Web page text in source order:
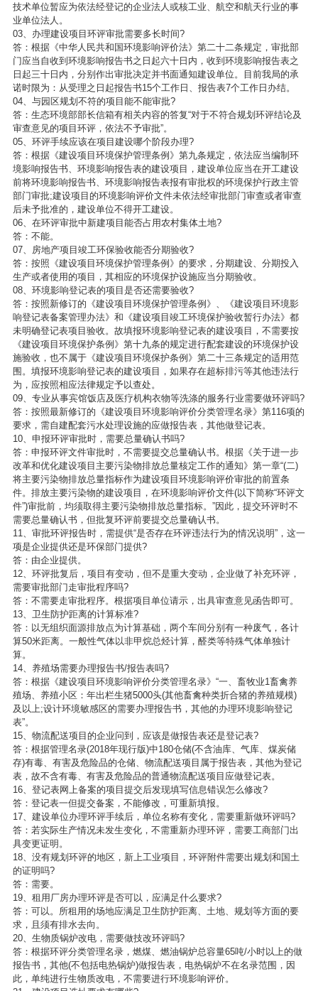
技术单位暂应为依法经登记的企业法人或核工业、航空和航天行业的事
业单位法人。
03、办理建设项目环评审批需要多长时间?
答：根据《中华人民共和国环境影响评价法》第二十二条规定，审批部
门应当自收到环境影响报告书之日起六十日内，收到环境影响报告表之
日起三十日内，分别作出审批决定并书面通知建设单位。目前我局的承
诺时限为：从受理之日起报告书15个工作日、报告表7个工作日办结。
04、与园区规划不符的项目能不能审批?
答：生态环境部部长信箱有相关内容的答复“对于不符合规划环评结论及
审查意见的项目环评，依法不予审批”。
05、环评手续应该在项目建设哪个阶段办理?
答：根据《建设项目环境保护管理条例》第九条规定，依法应当编制环
境影响报告书、环境影响报告表的建设项目，建设单位应当在开工建设
前将环境影响报告书、环境影响报告表报有审批权的环境保护行政主管
部门审批;建设项目的环境影响评价文件未依法经审批部门审查或者审查
后未予批准的，建设单位不得开工建设。
06、在环评审批中新建项目能否占用农村集体土地?
答：不能。
07、房地产项目竣工环保验收能否分期验收?
答：按照《建设项目环境保护管理条例》的要求，分期建设、分期投入
生产或者使用的项目，其相应的环境保护设施应当分期验收。
08、环境影响登记表的项目是否还需要验收?
答：按照新修订的《建设项目环境保护管理条例》、《建设项目环境影
响登记表备案管理办法》和《建设项目竣工环境保护验收暂行办法》都
未明确登记表项目验收。故填报环境影响登记表的建设项目，不需要按
《建设项目环境保护条例》第十九条的规定进行配套建设的环境保护设
施验收，也不属于《建设项目环境保护条例》第二十三条规定的适用范
围。填报环境影响登记表的建设项目，如果存在超标排污等其他违法行
为，应按照相应法律规定予以查处。
09、专业从事宾馆饭店及医疗机构衣物等洗涤的服务行业需要做环评吗?
答：按照最新修订的《建设项目环境影响评价分类管理名录》第116项的
要求，需自建配套污水处理设施的应做报告表，其他做登记表。
10、申报环评审批时，需要总量确认书吗?
答：申报环评文件审批时，不需要提交总量确认书。根据《关于进一步
改革和优化建设项目主要污染物排放总量核定工作的通知》第一章“(二)
将主要污染物排放总量指标作为建设项目环境影响评价审批的前置条
件。排放主要污染物的建设项目，在环境影响评价文件(以下简称“环评文
件”)审批前，均须取得主要污染物排放总量指标。”因此，提交环评时不
需要总量确认书，但批复环评前要提交总量确认书。
11、审批环评报告时，需提供“是否存在环评违法行为的情况说明”，这一
项是企业提供还是环保部门提供?
答：由企业提供。
12、环评批复后，项目有变动，但不是重大变动，企业做了补充环评，
需要审批部门走审批程序吗?
答：不需要走审批程序。根据项目单位请示，出具审查意见函告即可。
13、卫生防护距离的计算标准?
答：以无组织面源排放点为计算基础，两个车间分别有一种废气，各计
算50米距离。一般性气体以非甲烷总烃计算，醛类等特殊气体单独计
算。
14、养殖场需要办理报告书/报告表吗?
答：根据《建设项目环境影响评价分类管理名录》“一、畜牧业1畜禽养
殖场、养殖小区：年出栏生猪5000头(其他畜禽种类折合猪的养殖规模)
及以上;设计环境敏感区的需要办理报告书，其他的办理环境影响登记
表”。
15、物流配送项目的企业问到，应该是做报告表还是登记表?
答：根据管理名录(2018年现行版)中180仓储(不含油库、气库、煤炭储
存)有毒、有害及危险品的仓储、物流配送项目属于报告表，其他为登记
表，故不含有毒、有害及危险品的普通物流配送项目应做登记表。
16、登记表网上备案的项目提交后发现填写信息错误怎么修改?
答：登记表一但提交备案，不能修改，可重新填报。
17、建设单位办理环评手续后，单位名称有变化，需要重新做环评吗?
答：若实际生产情况未发生变化，不需重新办理环评，需要工商部门出
具变更证明。
18、没有规划环评的地区，新上工业项目，环评附件需要出规划和国土
的证明吗?
答：需要。
19、租用厂房办理环评是否可以，应满足什么要求?
答：可以。所租用的场地应满足卫生防护距离、土地、规划等方面的要
求，且须有排水去向。
20、生物质锅炉改电，需要做技改环评吗?
答：根据环评分类管理名录，燃煤、燃油锅炉总容量65吨/小时以上的做
报告书，其他(不包括电热锅炉)做报告表，电热锅炉不在名录范围，因
此，单纯进行生物质改电，不需要进行环境影响评价。